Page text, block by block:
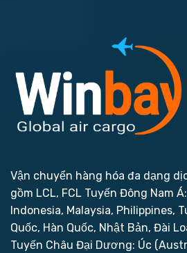
Vận chuyển hàng hóa đa dạng
gồm LCL, FCL Tuyến Đông Nam
Indonesia, Malaysia, Philippines,
Quốc, Hàn Quốc, Nhật Bản, Đài
Tuyến Châu Đại Dương: Úc